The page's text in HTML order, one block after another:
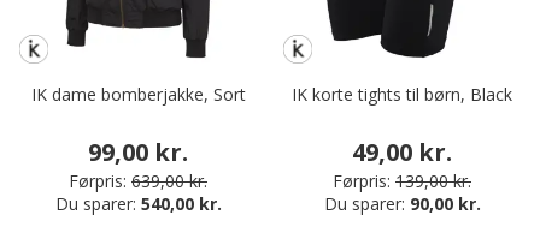
IK dame bomberjakke, Sort
99,00 kr.
Førpris: 639,00 kr.
Du sparer: 540,00 kr.
IK korte tights til børn, Black
49,00 kr.
Førpris: 139,00 kr.
Du sparer: 90,00 kr.